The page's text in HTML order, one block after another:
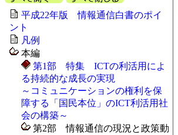
平成22年版 情報通信白書のポイ
ント
凡例
本編
第1部 特集 ICTの利活用によ
る持続的な成長の実現
～コミュニケーションの権利を保
障する「国民本位」のICT利活用社
会の構築～
第2部 情報通信の現況と政策動